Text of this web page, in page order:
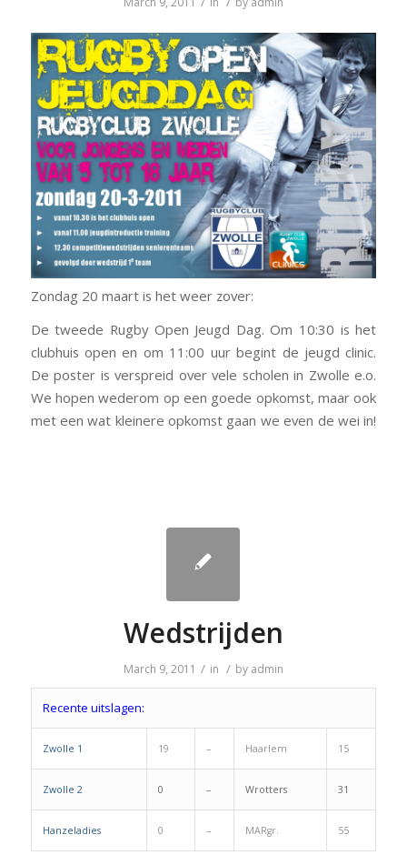
Zondag 20 maart is het weer zover:
De tweede Rugby Open Jeugd Dag. Om 10:30 is het
clubhuis open en om 11:00 uur begint de jeugd clinic.
De poster is verspreid over vele scholen in Zwolle e.o.
We hopen wederom op een goede opkomst, maar ook
met een wat kleinere opkomst gaan we even de wei in!
Wedstrijden
March 9, 2011 / in / by admin
Recente uitslagen:
Zwolle 1 19 – Haarlem 15
Zwolle 2 0 – Wrotters 31
Hanzeladies 0 – MARgr. 55